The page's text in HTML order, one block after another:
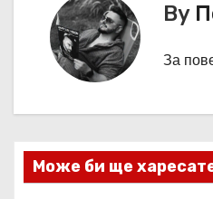
ц
и
By
За
Може би ще